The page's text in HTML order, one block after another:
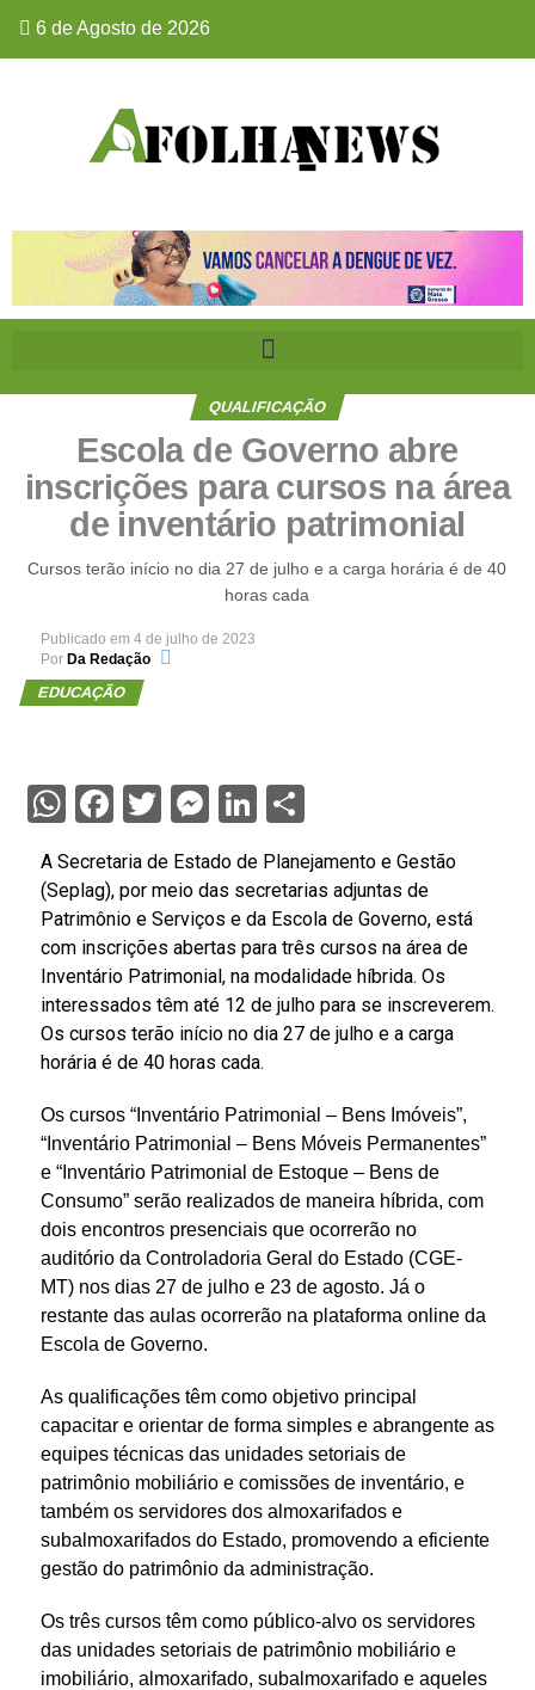
6 de Agosto de 2026
QUALIFICAÇÃO
Escola de Governo abre
inscrições para cursos na área
de inventário patrimonial
Cursos terão início no dia 27 de julho e a carga horária é de 40
horas cada
Publicado em 4 de julho de 2023
Por Da Redação
EDUCAÇÃO
WhatsApp
Facebook
Twitter
Messenger
LinkedIn
Share
A Secretaria de Estado de Planejamento e Gestão
(Seplag), por meio das secretarias adjuntas de
Patrimônio e Serviços e da Escola de Governo, está
com inscrições abertas para três cursos na área de
Inventário Patrimonial, na modalidade híbrida. Os
interessados têm até 12 de julho para se inscreverem.
Os cursos terão início no dia 27 de julho e a carga
horária é de 40 horas cada.
Os cursos “Inventário Patrimonial – Bens Imóveis”,
“Inventário Patrimonial – Bens Móveis Permanentes”
e “Inventário Patrimonial de Estoque – Bens de
Consumo” serão realizados de maneira híbrida, com
dois encontros presenciais que ocorrerão no
auditório da Controladoria Geral do Estado (CGE-
MT) nos dias 27 de julho e 23 de agosto. Já o
restante das aulas ocorrerão na plataforma online da
Escola de Governo.
As qualificações têm como objetivo principal
capacitar e orientar de forma simples e abrangente as
equipes técnicas das unidades setoriais de
patrimônio mobiliário e comissões de inventário, e
também os servidores dos almoxarifados e
subalmoxarifados do Estado, promovendo a eficiente
gestão do patrimônio da administração.
Os três cursos têm como público-alvo os servidores
das unidades setoriais de patrimônio mobiliário e
imobiliário, almoxarifado, subalmoxarifado e aqueles